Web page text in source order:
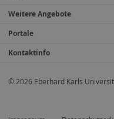
Weitere Angebote
Portale
Kontaktinfo
© 2026 Eberhard Karls